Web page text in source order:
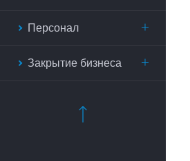
Персонал
Закрытие бизнеса